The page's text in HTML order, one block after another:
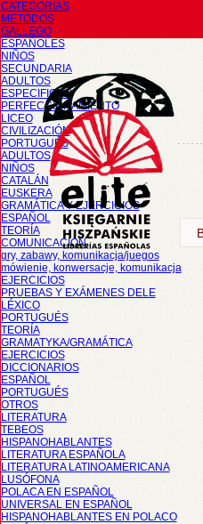
CATEGORÍAS
METODOS
GALLEGO
ESPAÑOLES
NIÑOS
SECUNDARIA
ADULTOS
ESPECIFICOS
PERFECCIONAMIENTO
LICEO
CIVILIZACIÓN
PORTUGUÉS
ADULTOS
NIÑOS
CATALÁN
EUSKERA
GRAMÁTICA Y EJERCICIOS
ESPAÑOL
TEORÍA
COMUNICACIÓN
gry, zabawy, komunikacja/juegos
mówienie, konwersacje, komunikacja
EJERCICIOS
PRUEBAS Y EXÁMENES DELE
LÉXICO
PORTUGUÉS
TEORÍA
GRAMATYKA/GRAMÁTICA
EJERCICIOS
DICCIONARIOS
ESPAÑOL
PORTUGUÉS
OTROS
LITERATURA
TEBEOS
HISPANOHABLANTES
LITERATURA ESPAÑOLA
LITERATURA LATINOAMERICANA
LUSÓFONA
POLACA EN ESPAÑOL
UNIVERSAL EN ESPAÑOL
HISPANOHABLANTES EN POLACO